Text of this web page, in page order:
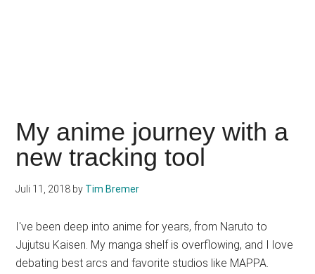
My anime journey with a
new tracking tool
Juli 11, 2018 by Tim Bremer
I've been deep into anime for years, from Naruto to
Jujutsu Kaisen. My manga shelf is overflowing, and I love
debating best arcs and favorite studios like MAPPA.